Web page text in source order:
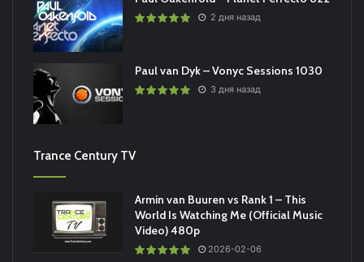
2 дня назад
Paul van Dyk – Vonyc Sessions 1030
3 дня назад
Trance Century TV
Armin van Buuren vs Rank 1 – This
World Is Watching Me (Official Music
Video) 480p
2026-02-06